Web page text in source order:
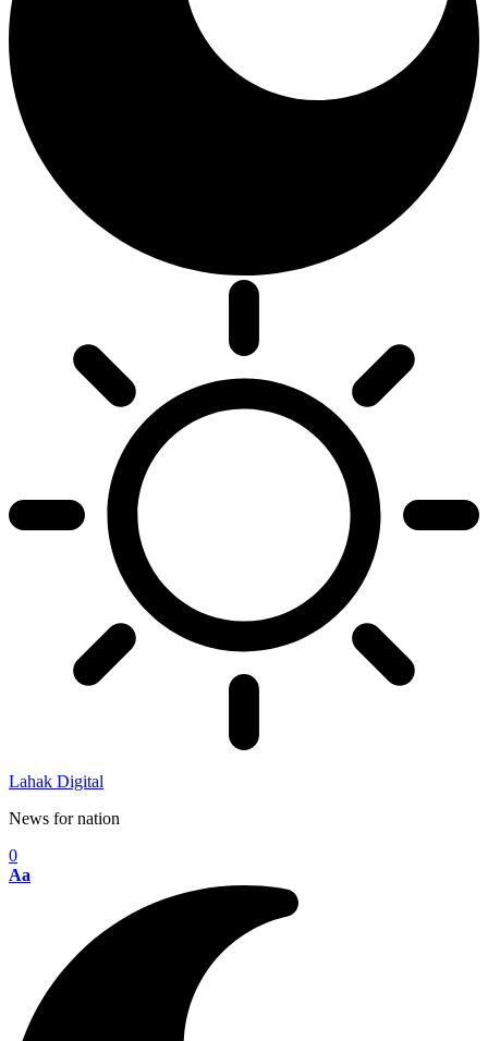
Lahak Digital
News for nation
0
Aa